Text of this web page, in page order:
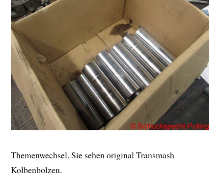
Themenwechsel. Sie sehen original Transmash
Kolbenbolzen.